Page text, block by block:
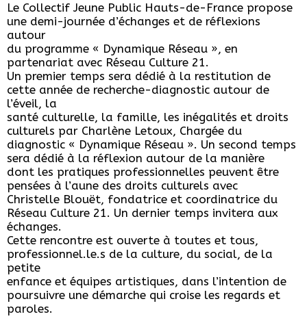
Le Collectif Jeune Public Hauts-de-France propose
une demi-journée d’échanges et de réflexions
autour
du programme « Dynamique Réseau », en
partenariat avec Réseau Culture 21.
Un premier temps sera dédié à la restitution de
cette année de recherche-diagnostic autour de
l’éveil, la
santé culturelle, la famille, les inégalités et droits
culturels par Charlène Letoux, Chargée du
diagnostic « Dynamique Réseau ». Un second temps
sera dédié à la réflexion autour de la manière
dont les pratiques professionnelles peuvent être
pensées à l’aune des droits culturels avec
Christelle Blouët, fondatrice et coordinatrice du
Réseau Culture 21. Un dernier temps invitera aux
échanges.
Cette rencontre est ouverte à toutes et tous,
professionnel.le.s de la culture, du social, de la
petite
enfance et équipes artistiques, dans l’intention de
poursuivre une démarche qui croise les regards et
paroles.